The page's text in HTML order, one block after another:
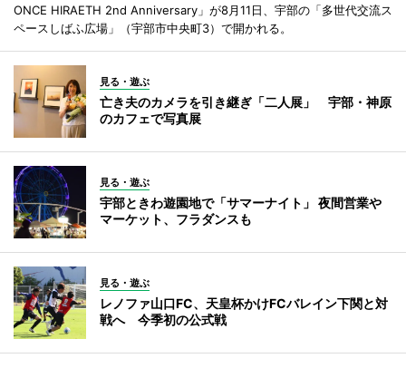
ONCE HIRAETH 2nd Anniversary」が8月11日、宇部の「多世代交流ス
ペースしばふ広場」（宇部市中央町3）で開かれる。
見る・遊ぶ
亡き夫のカメラを引き継ぎ「二人展」 宇部・神原
のカフェで写真展
見る・遊ぶ
宇部ときわ遊園地で「サマーナイト」 夜間営業や
マーケット、フラダンスも
見る・遊ぶ
レノファ山口FC、天皇杯かけFCバレイン下関と対
戦へ 今季初の公式戦